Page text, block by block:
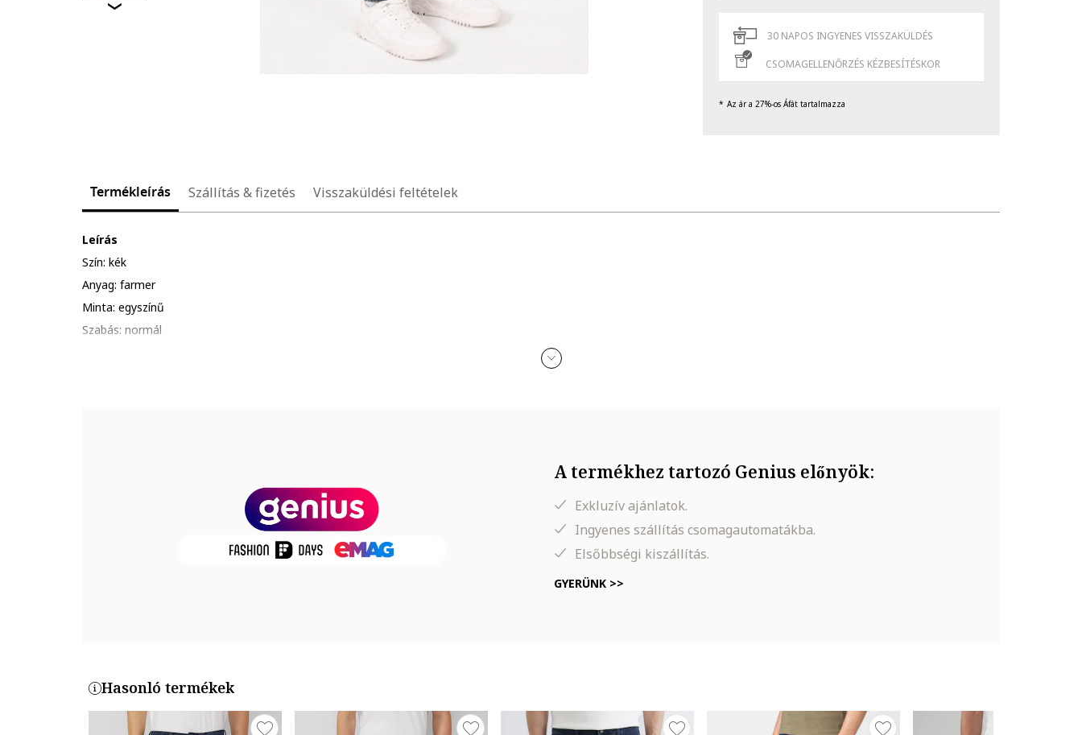
30 NAPOS INGYENES VISSZAKÜLDÉS
CSOMAGELLENŐRZÉS KÉZBESÍTÉSKOR
Az ár a 27%-os Áfát tartalmazza
Termékleírás Szállítás & fizetés Visszaküldési feltételek
Leírás
Szín: kék
Anyag: farmer
Minta: egyszínű
Szabás: normál
A termékhez tartozó Genius előnyök:
Exkluzív ajánlatok.
Ingyenes szállítás csomagautomatákba.
Elsőbbségi kiszállítás.
GYERÜNK >>
Hasonló termékek